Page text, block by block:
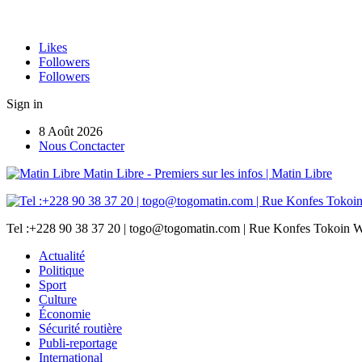
Likes
Followers
Followers
Sign in
8 Août 2026
Nous Conctacter
Matin Libre - Premiers sur les infos | Matin Libre
Tel :+228 90 38 37 20 | togo@togomatin.com | Rue Konfes Tokoin
Actualité
Politique
Sport
Culture
Économie
Sécurité routière
Publi-reportage
International